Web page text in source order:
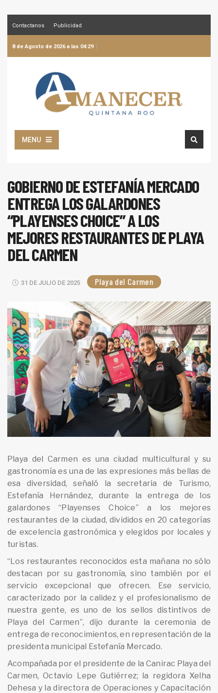
Contactanos Publicidad
8 de Agosto de 2026 a las 04:29
MENU
GOBIERNO DE ESTEFANÍA MERCADO
ENTREGA LOS GALARDONES
“PLAYENSES CHOICE” A LOS
MEJORES RESTAURANTES DE PLAYA
DEL CARMEN
31 DE JULIO DE 2025 Playa del Carmen
Playa del Carmen es una ciudad multicultural y su
gastronomía es una de las expresiones más bellas de
esa diversidad, señaló la secretaria de Turismo,
Estefanía Hernández, durante la entrega de los
galardones “Playenses Choice” a los mejores
restaurantes de la ciudad, divididos en 20 categorías
de excelencia gastronómica y elegidos por locales y
turistas.
“Los restaurantes reconocidos esta mañana no sólo
destacan por su gastronomía, sino también por el
servicio excepcional que ofrecen. Ese servicio,
caracterizado por la calidez y el profesionalismo de
nuestra gente, es uno de los sellos distintivos de
Playa del Carmen”, dijo durante la ceremonia de
entrega de reconocimientos, en representación de la
presidenta municipal Estefanía Mercado.
Acompañada por el presidente de la Canirac Playa del
Carmen, Octavio Lepe Gutiérrez; la regidora Xelha
Dehesa y la directora de Operaciones y Capacitación